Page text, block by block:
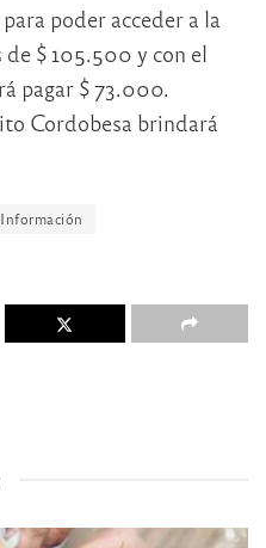
poder acceder a la
$ 105.500 y con el
pagar $ 73.000.
Cordobesa brindará
Información